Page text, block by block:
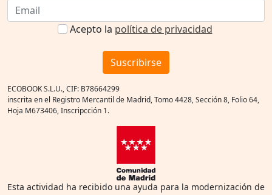
Acepto la política de privacidad
Suscribirse
ECOBOOK S.L.U., CIF: B78664299
inscrita en el Registro Mercantil de Madrid, Tomo 4428, Sección 8, Folio 64,
Hoja M673406, Inscripcción 1.
Esta actividad ha recibido una ayuda para la modernización de